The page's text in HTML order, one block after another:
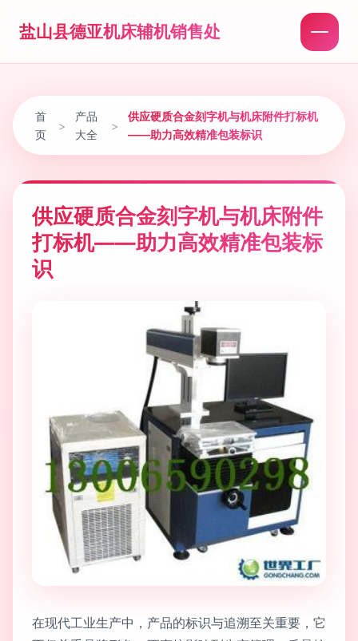
盐山县德亚机床辅机销售处
首
页
>
产品
大全
>
供应硬质合金刻字机与机床附件打标机
——助力高效精准包装标识
供应硬质合金刻字机与机床附件
打标机——助力高效精准包装标
识
在现代工业生产中，产品的标识与追溯至关重要，它